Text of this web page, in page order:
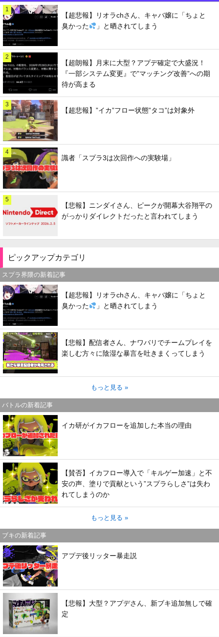
1
【超悲報】リオラchさん、キャバ嬢に「ちょと
臭かった
」と晒されてしまう
2
【超朗報】月末に大型？アプデ確定で大盛況！
『一部システム変更』で”マッチング改善”への期
待が高まる
3
【超悲報】”イカ”フロー状態”タコ”は対象外
4
識者「スプラ3は次回作への実験場」
5
【悲報】ニンダイさん、ピークが開幕大谷翔平の
がっかりダイレクトだったと言われてしまう
ピックアップカテゴリ
スプラ界隈の新着記事
【超悲報】リオラchさん、キャバ嬢に「ちょと
臭かった
」と晒されてしまう
【悲報】配信者さん、ナワバリでチームプレイを
楽しむ方々に陰湿な暴言を吐きまくってしまう
もっと見る »
バトルの新着記事
イカ研がイカフローを追加した本当の理由
【賛否】イカフロー導入で「キルゲー加速」と不
安の声、塗りで貢献という”スプラらしさ”は失わ
れてしまうのか
もっと見る »
ブキの新着記事
アプデ後リッター暴走説
【悲報】大型？アプデさん、新ブキ追加無しで確
定